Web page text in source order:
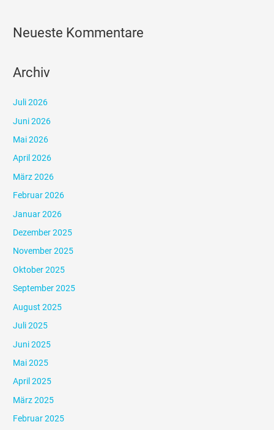
Neueste Kommentare
Archiv
Juli 2026
Juni 2026
Mai 2026
April 2026
März 2026
Februar 2026
Januar 2026
Dezember 2025
November 2025
Oktober 2025
September 2025
August 2025
Juli 2025
Juni 2025
Mai 2025
April 2025
März 2025
Februar 2025